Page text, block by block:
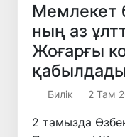
ның аз
Жоғарғы
Билік 2 Там
2 тамызда